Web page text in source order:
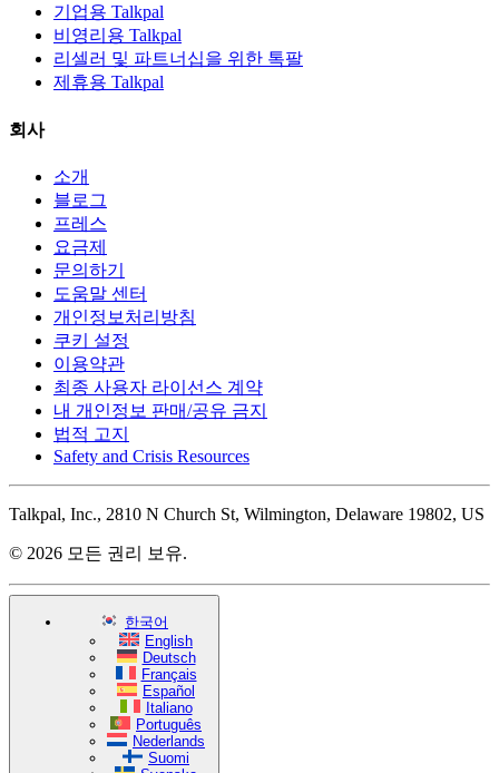
기업용 Talkpal
비영리용 Talkpal
리셀러 및 파트너십을 위한 톡팔
제휴용 Talkpal
회사
소개
블로그
프레스
요금제
문의하기
도움말 센터
개인정보처리방침
쿠키 설정
이용약관
최종 사용자 라이선스 계약
내 개인정보 판매/공유 금지
법적 고지
Safety and Crisis Resources
Talkpal, Inc., 2810 N Church St, Wilmington, Delaware 19802, US
© 2026 모든 권리 보유.
한국어
English
Deutsch
Français
Español
Italiano
Português
Nederlands
Suomi